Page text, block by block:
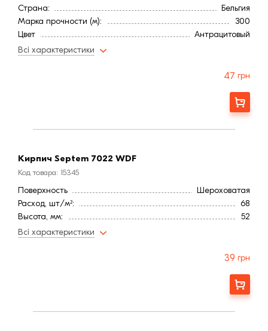
Страна:
Бельгия
Марка прочности (м):
300
Цвет
Антрацитовый
Фактура
Всі характеристики
47 грн
Заказать
Кирпич Septem 7022 WDF
Код товара: 15345
Поверхность
Шероховатая
Расход, шт/м²:
68
Высота, мм:
52
Длина, мм:
72
300
Антрацитовый
Всі характеристики
39 грн
Заказать